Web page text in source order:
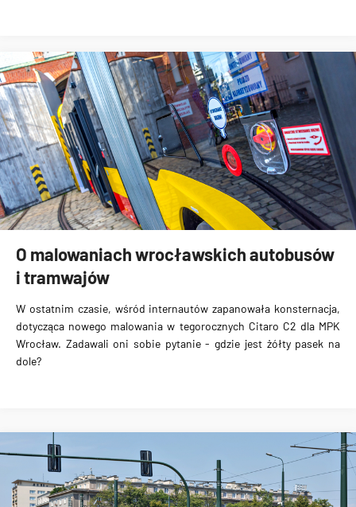
O malowaniach wrocławskich autobusów
i tramwajów
W ostatnim czasie, wśród internautów zapanowała konsternacja,
dotycząca nowego malowania w tegorocznych Citaro C2 dla MPK
Wrocław. Zadawali oni sobie pytanie - gdzie jest żółty pasek na
dole?